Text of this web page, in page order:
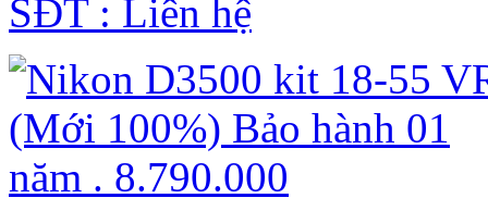
SĐT : Liên hệ